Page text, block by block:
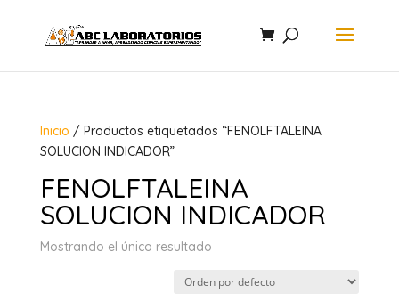
Inicio / Productos etiquetados “FENOLFTALEINA
SOLUCION INDICADOR”
FENOLFTALEINA
SOLUCION INDICADOR
Mostrando el único resultado